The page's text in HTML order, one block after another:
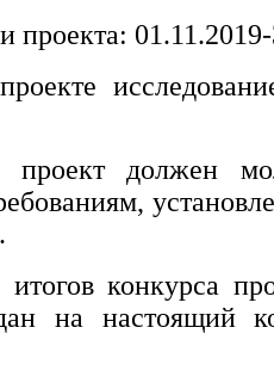
проекта:
проект должен
конкурса
на настоящий